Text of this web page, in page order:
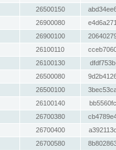
26500150
26900080
26900100
26100110
26100130
26500080
26500100
26100140
26700380
26700400
26700580